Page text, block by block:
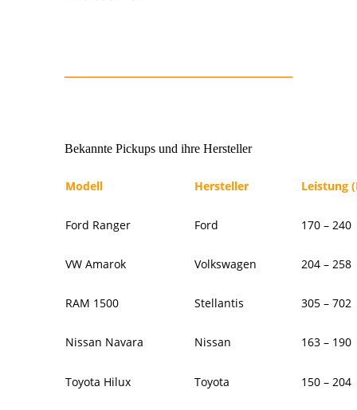
Bekannte Pickups und ihre Hersteller
Modell Hersteller Leistung
Ford Ranger Ford 170 – 240
VW Amarok Volkswagen 204 – 258
RAM 1500 Stellantis 305 – 702
Nissan Navara Nissan 163 – 190
Toyota Hilux Toyota 150 – 204